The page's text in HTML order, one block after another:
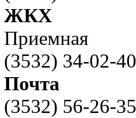
ЖКХ
Приемная
(3532) 34-02-40
Почта
(3532) 56-26-35